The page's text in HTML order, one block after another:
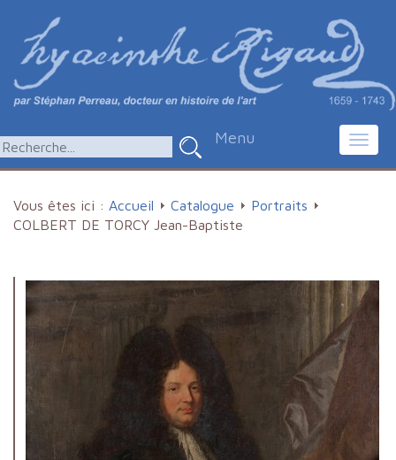
Menu
Vous êtes ici : Accueil Catalogue
Portraits
COLBERT DE TORCY Jean-Baptiste